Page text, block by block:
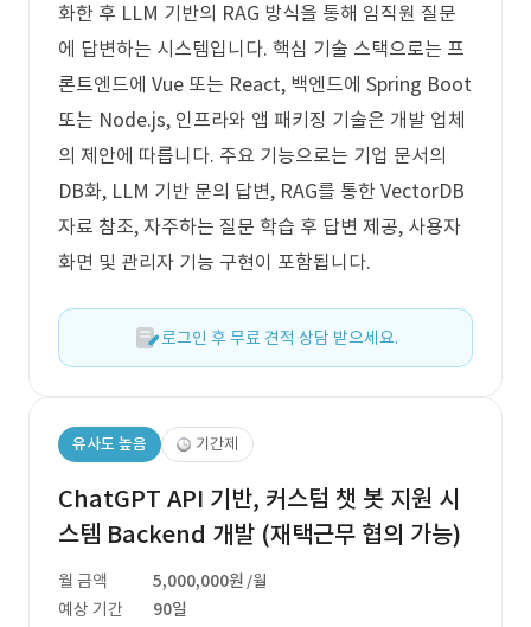
화한 후 LLM 기반의 RAG 방식을 통해 임직원 질문
에 답변하는 시스템입니다. 핵심 기술 스택으로는 프
론트엔드에 Vue 또는 React, 백엔드에 Spring Boot
또는 Node.js, 인프라와 앱 패키징 기술은 개발 업체
의 제안에 따릅니다. 주요 기능으로는 기업 문서의
DB화, LLM 기반 문의 답변, RAG를 통한 VectorDB
자료 참조, 자주하는 질문 학습 후 답변 제공, 사용자
화면 및 관리자 기능 구현이 포함됩니다.
로그인 후 무료 견적 상담 받으세요.
유사도 높음 기간제
ChatGPT API 기반, 커스텀 챗 봇 지원 시
스템 Backend 개발 (재택근무 협의 가능)
월 금액 5,000,000원 /월
예상 기간 90일